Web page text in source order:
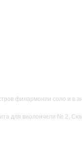
филармонии соло и в
для виолончели № 2,